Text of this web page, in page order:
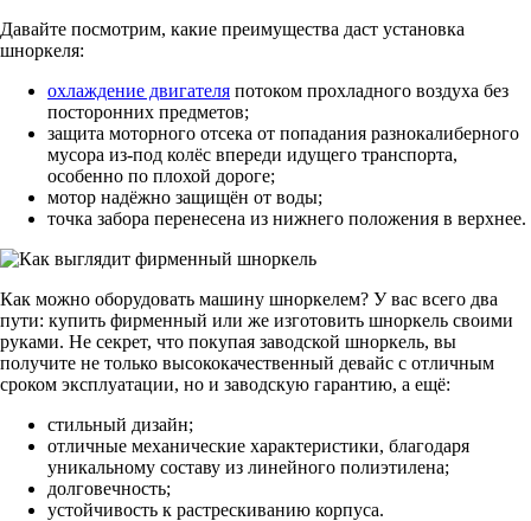
Давайте посмотрим, какие преимущества даст установка
шноркеля:
охлаждение двигателя потоком прохладного воздуха без
посторонних предметов;
защита моторного отсека от попадания разнокалиберного
мусора из-под колёс впереди идущего транспорта,
особенно по плохой дороге;
мотор надёжно защищён от воды;
точка забора перенесена из нижнего положения в верхнее.
Как можно оборудовать машину шноркелем? У вас всего два
пути: купить фирменный или же изготовить шноркель своими
руками. Не секрет, что покупая заводской шноркель, вы
получите не только высококачественный девайс с отличным
сроком эксплуатации, но и заводскую гарантию, а ещё:
стильный дизайн;
отличные механические характеристики, благодаря
уникальному составу из линейного полиэтилена;
долговечность;
устойчивость к растрескиванию корпуса.